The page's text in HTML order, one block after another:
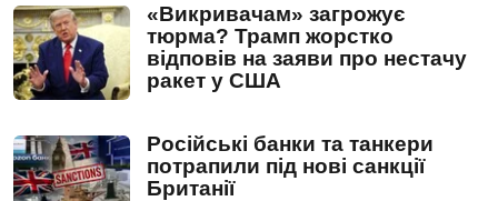
«Викривачам» загрожує
тюрма? Трамп жорстко
відповів на заяви про нестачу
ракет у США
Російські банки та танкери
потрапили під нові санкції
Британії